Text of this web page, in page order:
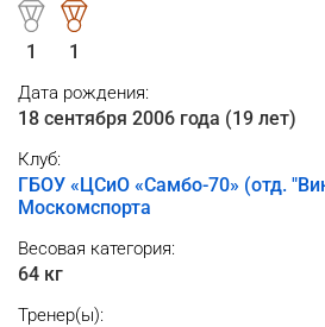
1 1
Дата рождения:
18 сентября 2006 года (19 лет)
Клуб:
ГБОУ «ЦСиО «Самбо-70» (отд.
Москомспорта
Весовая категория:
64 кг
Тренер(ы):